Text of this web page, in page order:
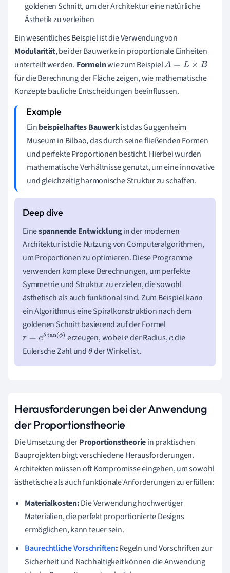
goldenen Schnitt, um der Architektur eine natürliche
Ästhetik zu verleihen
Ein wesentliches Beispiel ist die Verwendung von
Modularität, bei der Bauwerke in proportionale Einheiten
unterteilt werden. Formelnwie zum BeispielA= L× B
für die Berechnung der Fläche zeigen, wie mathematische
Konzepte bauliche Entscheidungen beeinflussen.
Einbeispielhaftes Bauwerkist das Guggenheim
Museum in Bilbao, das durch seine fließenden Formen
und perfekte Proportionen besticht. Hierbei wurden
mathematische Verhältnisse genutzt, um eine innovative
und gleichzeitig harmonische Struktur zu schaffen.
Einespannende Entwicklungin der modernen
Architektur ist die Nutzung von Computeralgorithmen,
um Proportionen zu optimieren. Diese Programme
verwenden komplexe Berechnungen, um perfekte
Symmetrie und Struktur zu erzielen, die sowohl
ästhetisch als auch funktional sind. Zum Beispiel kann
ein Algorithmus eine Spiralkonstruktion nach dem
goldenen Schnitt basierend auf der Formel
r=eθ tan(ϕ) erzeugen, wobeir der Radius,edie
Eulersche Zahl undθder Winkel ist.
Herausforderungen bei der Anwendung
der Proportionstheorie
Die Umsetzung derProportionstheoriein praktischen
Bauprojekten birgt verschiedene Herausforderungen.
Architekten müssen oft Kompromisse eingehen, um sowohl
ästhetische als auch funktionale Anforderungen zu erfüllen:
Materialkosten:Die Verwendung hochwertiger
Materialien, die perfekt proportionierte Designs
ermöglichen, kann teuer sein.
Baurechtliche Vorschriften:Regeln und Vorschriften zur
Sicherheit und Nachhaltigkeit können die Anwendung